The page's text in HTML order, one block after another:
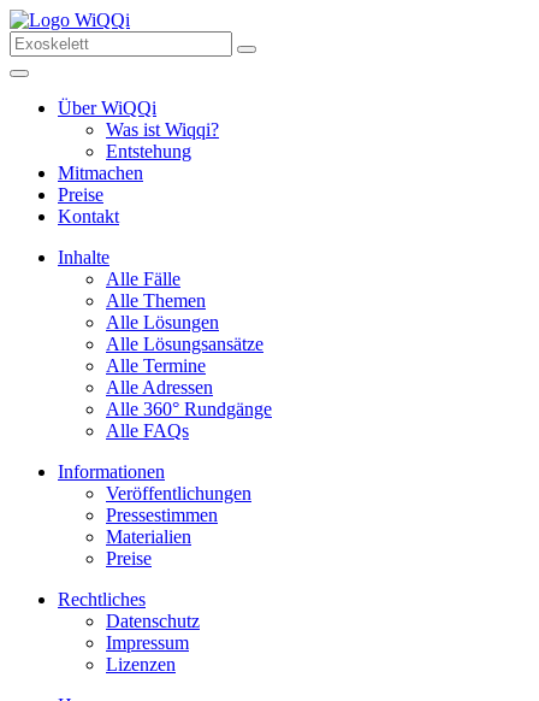
Über WiQQi
Was ist Wiqqi?
Entstehung
Mitmachen
Preise
Kontakt
Inhalte
Alle Fälle
Alle Themen
Alle Lösungen
Alle Lösungsansätze
Alle Termine
Alle Adressen
Alle 360° Rundgänge
Alle FAQs
Informationen
Veröffentlichungen
Pressestimmen
Materialien
Preise
Rechtliches
Datenschutz
Impressum
Lizenzen